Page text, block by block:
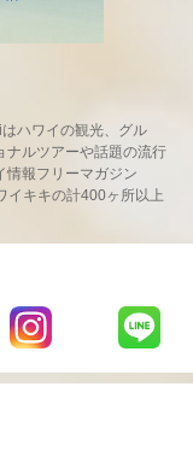
ハワイの観光、グル
ナルツアーや話題の流行
情報フリーマガジン
イキキの計400ヶ所以上
LaniLani